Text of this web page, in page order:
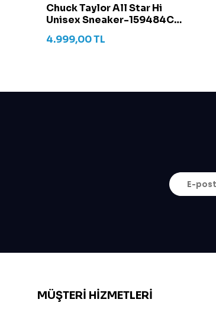
Chuck Taylor All Star Hi
Unisex Sneaker-159484C
4.999,00TL
MÜŞTERI HIZMETLERI